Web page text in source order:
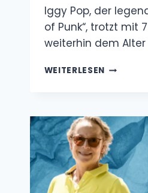
POP
KRANKHEIT
KRANKHEITEN